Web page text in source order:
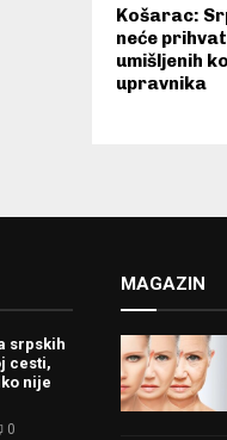
Košarac:
neće
umišljenih
upravnika
srpskih
cesti,
nije
0
MAGAZIN